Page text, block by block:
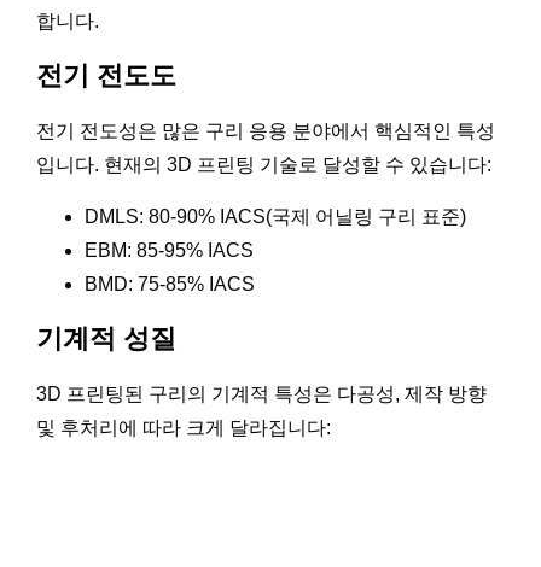
합니다.
전기 전도도
전기 전도성은 많은 구리 응용 분야에서 핵심적인 특성
입니다. 현재의 3D 프린팅 기술로 달성할 수 있습니다:
DMLS: 80-90% IACS(국제 어닐링 구리 표준)
EBM: 85-95% IACS
BMD: 75-85% IACS
기계적 성질
3D 프린팅된 구리의 기계적 특성은 다공성, 제작 방향
및 후처리에 따라 크게 달라집니다: